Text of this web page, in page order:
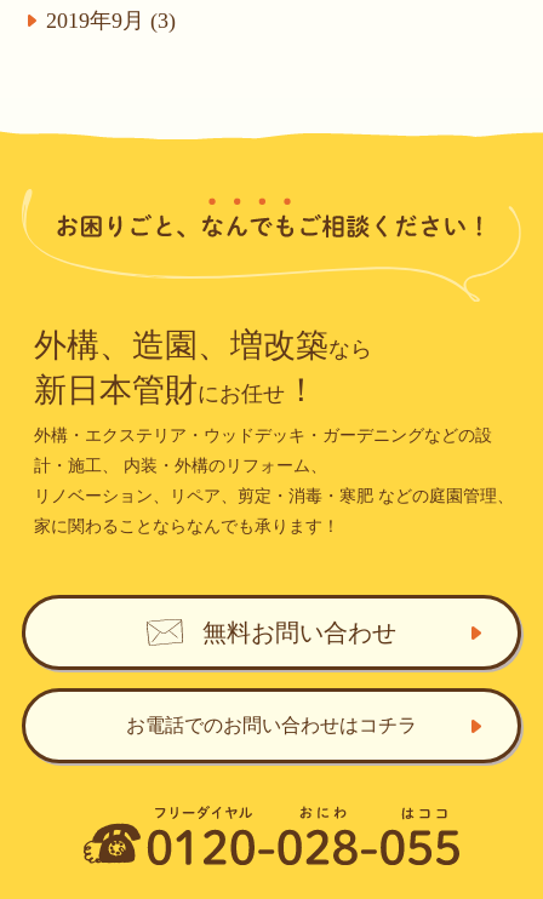
2019年9月 (3)
外構、造園、増改築なら
新日本管財にお任せ！
外構・エクステリア・ウッドデッキ・ガーデニングなどの設
計・施工、
内装・外構のリフォーム、
リノベーション、リペア、剪定・消毒・寒肥などの庭園管理、
家に関わることならなんでも承ります！
無料お問い合わせ
お電話でのお問い合わせはコチラ